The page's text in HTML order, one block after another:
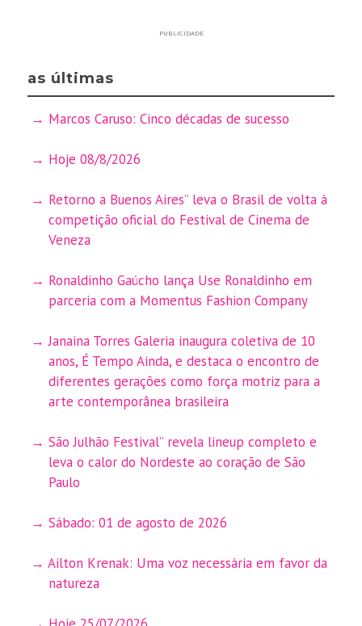
PUBLICIDADE
as últimas
Marcos Caruso: Cinco décadas de sucesso
Hoje 08/8/2026
Retorno a Buenos Aires” leva o Brasil de volta à
competição oficial do Festival de Cinema de
Veneza
Ronaldinho Gaúcho lança Use Ronaldinho em
parceria com a Momentus Fashion Company
Janaina Torres Galeria inaugura coletiva de 10
anos, É Tempo Ainda, e destaca o encontro de
diferentes gerações como força motriz para a
arte contemporânea brasileira
São Julhão Festival” revela lineup completo e
leva o calor do Nordeste ao coração de São
Paulo
Sábado: 01 de agosto de 2026
Ailton Krenak: Uma voz necessária em favor da
natureza